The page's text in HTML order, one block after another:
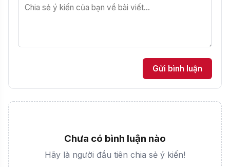
Gửi bình luận
Chưa có bình luận nào
Hãy là người đầu tiên chia sẻ ý kiến!